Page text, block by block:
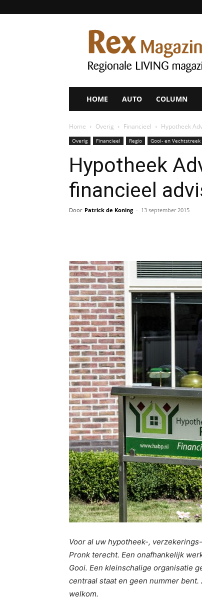
Rex
Magazines
HOME AUTO COLUMN
Home Overig Financieel Hypotheek
Overig Financieel Regio Gooi- en Vechtstreek
Hypotheek
financieel
Door Patrick de Koning - 13 september 2015
Voor al uw hypotheek-,
Pronk terecht. Een onafhankelijk
Gooi. Een kleinschalige organisatie
centraal staat en geen nummer
welkom.